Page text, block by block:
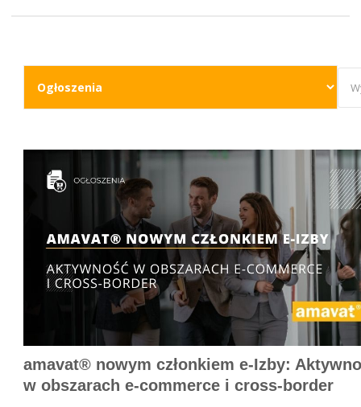
amavat® nowym członkiem e-Izby:
w obszarach e-commerce i cross-border